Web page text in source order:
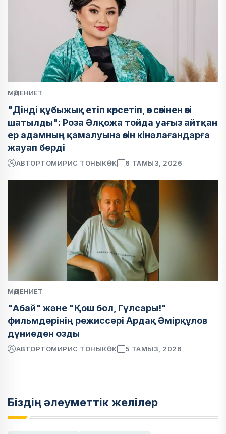
МӘДЕНИЕТ
"Дінді құбыжық етіп көрсетіп, өз сөзінен өзі
шатылды": Роза Әлқожа тойда уағыз айтқан
ер адамның қамалуына өзін кінәлағандарға
жауап берді
АВТОРТОМИРИС ТОНЫКӨК 6 ТАМЫЗ, 2026
МӘДЕНИЕТ
"Абай" және "Қош бол, Гүлсары!"
фильмдерінің режиссері Ардақ Әмірқұлов
дүниеден озды
АВТОРТОМИРИС ТОНЫКӨК 5 ТАМЫЗ, 2026
Біздің әлеуметтік желілер